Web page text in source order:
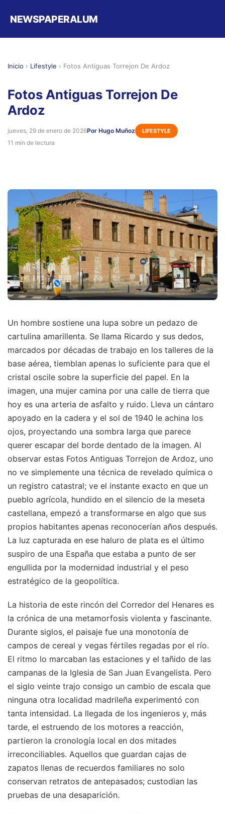
NEWSPAPERALUM
Inicio › Lifestyle › Fotos Antiguas Torrejon De Ardoz
Fotos Antiguas Torrejon De
Ardoz
jueves, 29 de enero de 2026Por Hugo Muñoz LIFESTYLE
11 min de lectura
Un hombre sostiene una lupa sobre un pedazo de
cartulina amarillenta. Se llama Ricardo y sus dedos,
marcados por décadas de trabajo en los talleres de la
base aérea, tiemblan apenas lo suficiente para que el
cristal oscile sobre la superficie del papel. En la
imagen, una mujer camina por una calle de tierra que
hoy es una arteria de asfalto y ruido. Lleva un cántaro
apoyado en la cadera y el sol de 1940 le achina los
ojos, proyectando una sombra larga que parece
querer escapar del borde dentado de la imagen. Al
observar estas Fotos Antiguas Torrejon de Ardoz, uno
no ve simplemente una técnica de revelado química o
un registro catastral; ve el instante exacto en que un
pueblo agrícola, hundido en el silencio de la meseta
castellana, empezó a transformarse en algo que sus
propios habitantes apenas reconocerían años después.
La luz capturada en ese haluro de plata es el último
suspiro de una España que estaba a punto de ser
engullida por la modernidad industrial y el peso
estratégico de la geopolítica.
La historia de este rincón del Corredor del Henares es
la crónica de una metamorfosis violenta y fascinante.
Durante siglos, el paisaje fue una monotonía de
campos de cereal y vegas fértiles regadas por el río.
El ritmo lo marcaban las estaciones y el tañido de las
campanas de la Iglesia de San Juan Evangelista. Pero
el siglo veinte trajo consigo un cambio de escala que
ninguna otra localidad madrileña experimentó con
tanta intensidad. La llegada de los ingenieros y, más
tarde, el estruendo de los motores a reacción,
partieron la cronología local en dos mitades
irreconciliables. Aquellos que guardan cajas de
zapatos llenas de recuerdos familiares no solo
conservan retratos de antepasados; custodian las
pruebas de una desaparición.